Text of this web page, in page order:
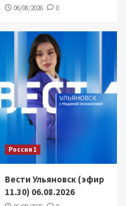
06/08/2026 0
Россия 1
Вести Ульяновск (эфир
11.30) 06.08.2026